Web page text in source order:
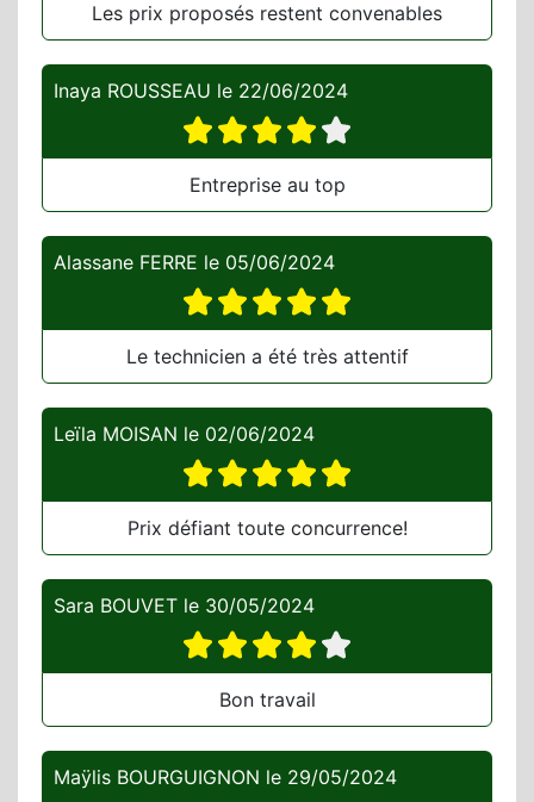
Les prix proposés restent convenables
Inaya ROUSSEAU le 22/06/2024
Entreprise au top
Alassane FERRE le 05/06/2024
Le technicien a été très attentif
Leïla MOISAN le 02/06/2024
Prix défiant toute concurrence!
Sara BOUVET le 30/05/2024
Bon travail
Maÿlis BOURGUIGNON le 29/05/2024